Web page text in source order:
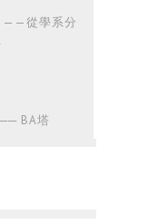
——從學系分
BA塔